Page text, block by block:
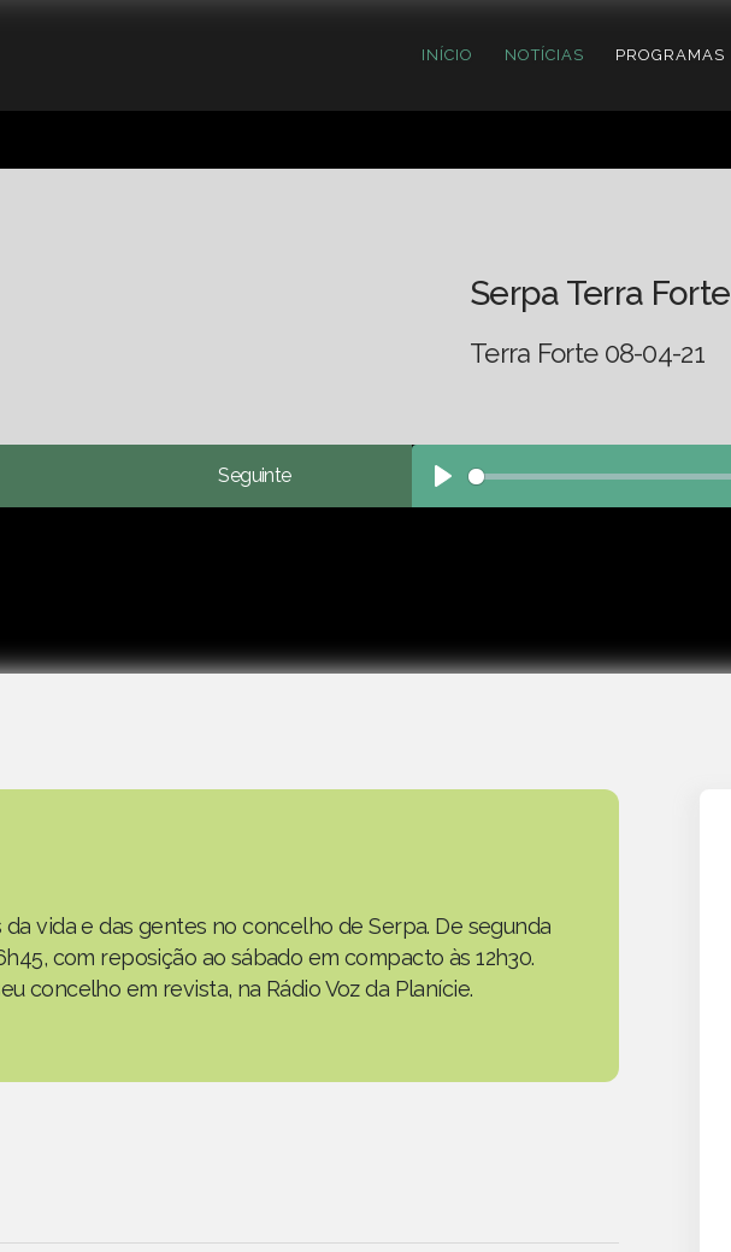
INÍCIO NOTÍCIAS PROGRAMAS
Serpa Terra Forte
Terra Forte 08-04-21
Seguinte
Play
vida e das gentes no concelho de Serpa. De segunda
com reposição ao sábado em compacto às 12h30.
concelho em revista, na Rádio Voz da Planície.